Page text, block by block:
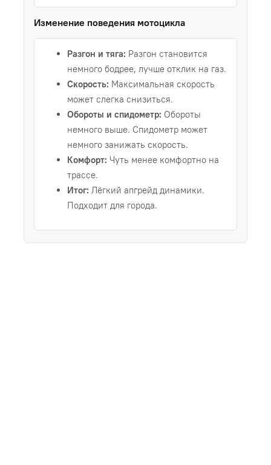
Изменение поведения мотоцикла
Разгон и тяга: Разгон становится
немного бодрее, лучше отклик на газ.
Скорость: Максимальная скорость
может слегка снизиться.
Обороты и спидометр: Обороты
немного выше. Спидометр может
немного занижать скорость.
Комфорт: Чуть менее комфортно на
трассе.
Итог: Лёгкий апгрейд динамики.
Подходит для города.